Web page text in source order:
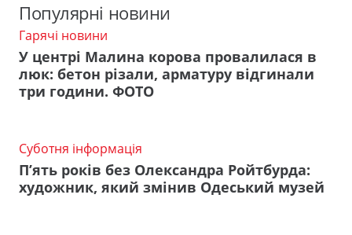
Популярні новини
Гарячі новини
У центрі Малина корова провалилася в
люк: бетон різали, арматуру відгинали
три години. ФОТО
Суботня інформація
П’ять років без Олександра Ройтбурда:
художник, який змінив Одеський музей